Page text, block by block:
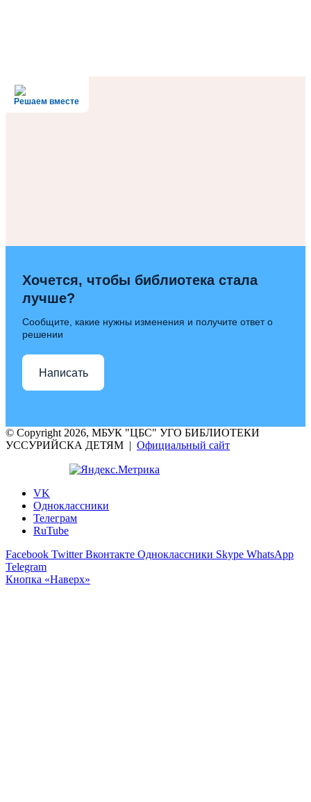
Решаем вместе
Хочется, чтобы библиотека стала
лучше?
Сообщите, какие нужны изменения и получите ответ о
решении
Написать
© Copyright 2026, МБУК "ЦБС" УГО БИБЛИОТЕКИ
УССУРИЙСКА ДЕТЯМ | Официальный сайт
VK
Одноклассники
Телеграм
RuTube
Facebook Twitter Вконтакте Одноклассники Skype WhatsApp
Telegram
Кнопка «Наверх»